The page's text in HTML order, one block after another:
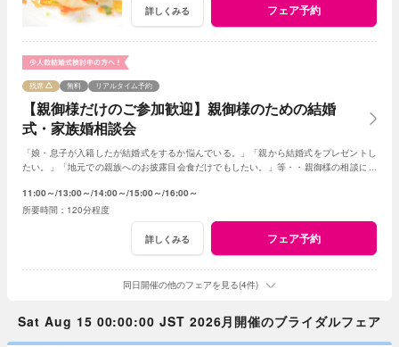
詳しくみる フェア予約
【親御様だけのご参加歓迎】親御様のための結婚
式・家族婚相談会
残席 無料 リアルタイム予約
「娘・息子が入籍したが結婚式をするか悩んでいる。」「親から結婚式をプレゼントし
たい。」「地元での親族へのお披露目会食だけでもしたい。」等・・親御様の相談にベ
11:00～ 13:00～ 14:00～ 15:00～ 16:00～
120分程度
詳しくみる フェア予約
同日開催の他のフェアを見る(4件)
Sat Aug 15 00:00:00 JST 2026月開催のブライダルフェア